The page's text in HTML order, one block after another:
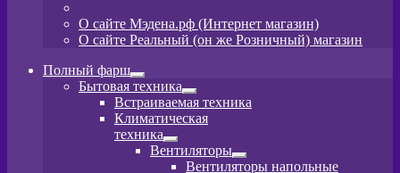
О сайте Мэдена.рф (Интернет магазин)
О сайте Реальный (он же Розничный) магазин
Полный фарш
Развернутое
вложенное
меню
Бытовая техника
Развернутое
вложенное
меню
Встраиваемая техника
Климатическая
техника
Развернутое
вложенное
Вентиляторы
Развернутое
Вентиляторы напольные